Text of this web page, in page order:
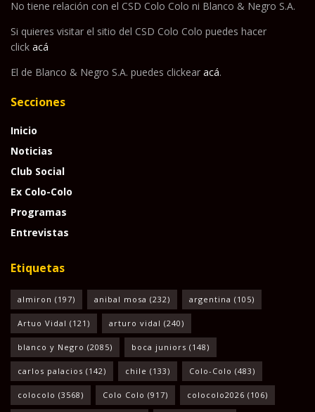
No tiene relación con el CSD Colo Colo ni Blanco & Negro S.A.
Si quieres visitar el sitio del CSD Colo Colo puedes hacer
click acá
El de Blanco & Negro S.A. puedes clickear acá.
Secciones
Inicio
Noticias
Club Social
Ex Colo-Colo
Programas
Entrevistas
Etiquetas
almiron (197) anibal mosa (232) argentina (105)
Artuo Vidal (121) arturo vidal (240)
blanco y Negro (2085) boca juniors (148)
carlos palacios (142) chile (133) Colo-Colo (483)
colocolo (3568) Colo Colo (917) colocolo2026 (106)